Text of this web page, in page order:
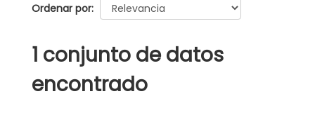
Ordenar por
1 conjunto de datos
encontrado